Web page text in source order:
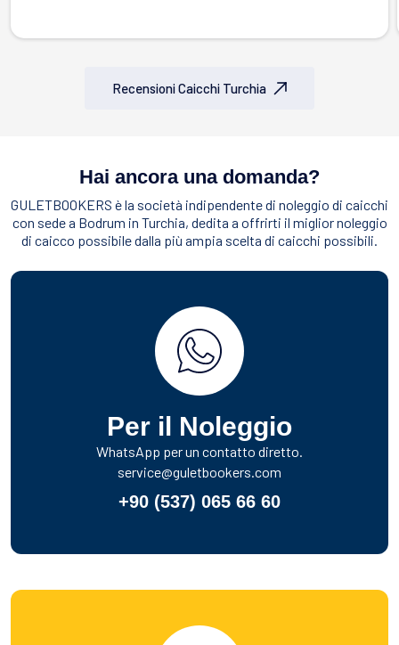
Recensioni Caicchi Turchia
Hai ancora una domanda?
GULETBOOKERS è la società indipendente di noleggio di caicchi
con sede a Bodrum in Turchia, dedita a offrirti il miglior noleggio
di caicco possibile dalla più ampia scelta di caicchi possibili.
Per il Noleggio
WhatsApp per un contatto diretto.
service@guletbookers.com
+90 (537) 065 66 60